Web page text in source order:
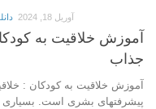
آوریل 18, 2024
آموزش خلاقیت به
جذاب
آموزش خلاقیت به کودکان :
پیشرفت‏های بشری است. بسیاری